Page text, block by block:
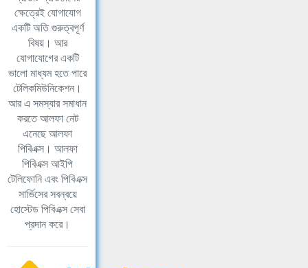
ক্ষেত্রেই যোগাযোগ
একটি অতি গুরুত্বপূর্ণ
বিষয়। আর
যোগাযোগের একটি
ভালো মাধ্যম হতে পারে
টেলিকমিউনিকেশন।
আর এ সমস্যার সমাধান
করতে আলফা নেট
এনেছে আলফা
পিবিএক্স। আলফা
পিবিএক্স আইপি
টেলিফোনি এবং পিবিএক্স
সার্ভিসের সবন্বয়ে
হোস্টেড পিবিএক্স সেবা
প্রদান করে।